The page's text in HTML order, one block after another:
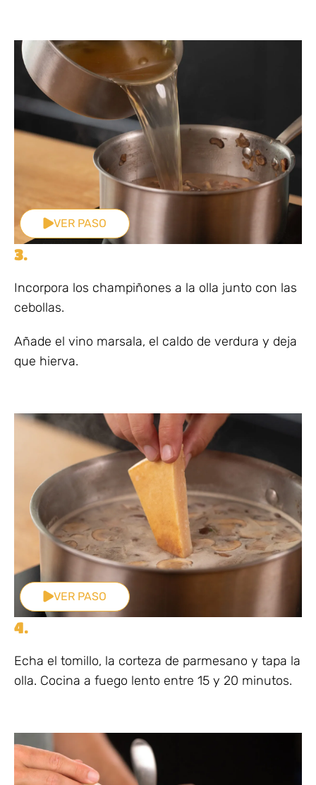
VER PASO
3.
Incorpora los champiñones a la olla junto con las
cebollas.
Añade el vino marsala, el caldo de verdura y deja
que hierva.
VER PASO
4.
Echa el tomillo, la corteza de parmesano y tapa la
olla. Cocina a fuego lento entre 15 y 20 minutos.